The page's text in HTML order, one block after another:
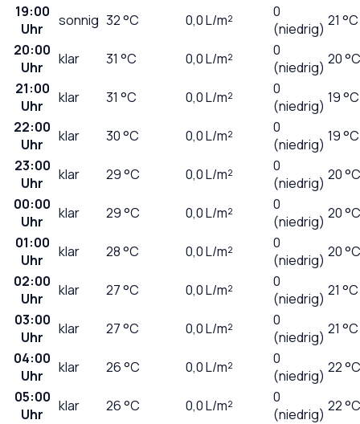
19:00
Uhr
sonnig 32°C 0,0L/m²
0
(niedrig) 21 °C
20:00
Uhr
klar 31 °C 0,0L/m²
0
(niedrig) 20 °C
21:00
Uhr
klar 31 °C 0,0L/m²
0
(niedrig) 19 °C
22:00
Uhr
klar 30°C 0,0L/m²
0
(niedrig) 19 °C
23:00
Uhr
klar 29°C 0,0L/m²
0
(niedrig) 20 °C
00:00
Uhr
klar 29°C 0,0L/m²
0
(niedrig) 20 °C
01:00
Uhr
klar 28°C 0,0L/m²
0
(niedrig) 20 °C
02:00
Uhr
klar 27°C 0,0L/m²
0
(niedrig) 21 °C
03:00
Uhr
klar 27°C 0,0L/m²
0
(niedrig) 21 °C
04:00
Uhr
klar 26°C 0,0L/m²
0
(niedrig) 22 °C
05:00
Uhr
klar 26°C 0,0L/m²
0
(niedrig) 22 °C